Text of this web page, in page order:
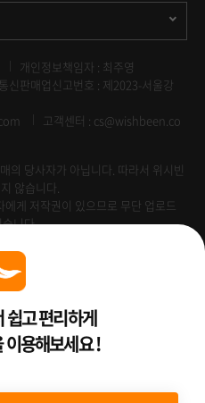
개인정보책임자 : 최주영
통신판매업신고번호 : 제2023-서울강
고객센터 : cs@wishbeen.co
의 당사자가 아닙니다. 따라서 위시빈
않습니다.
게 저작권이 있으므로 무단 업로드
니다.
쉽고 편리하게
이용해보세요 !